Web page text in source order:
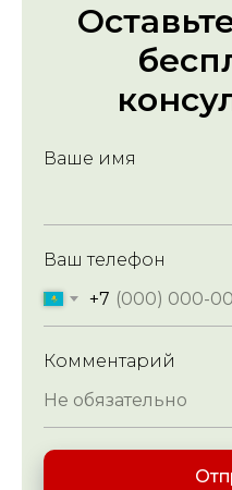
Ваше имя
Ваш телефон
+7
Комментарий